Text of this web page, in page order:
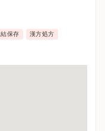
保存 漢方処方